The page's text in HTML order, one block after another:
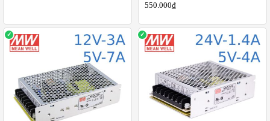
550.000₫